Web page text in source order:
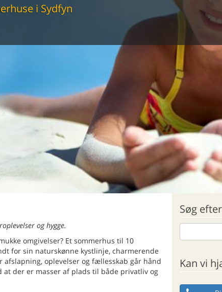
i Sydfyn
og hygge.
omgivelser? Et sommerhus til 10
for sin naturskønne kystlinje, charmerende
afslapning, oplevelser og fællesskab går hånd
der er masser af plads til både privatliv og
Søg
Kan vi